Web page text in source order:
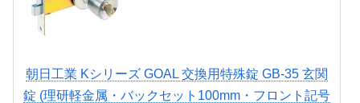
朝日工業 Kシリーズ GOAL 交換用特殊錠 GB-35 玄関
錠 (理研軽金属・バックセット100mm・フロント記号